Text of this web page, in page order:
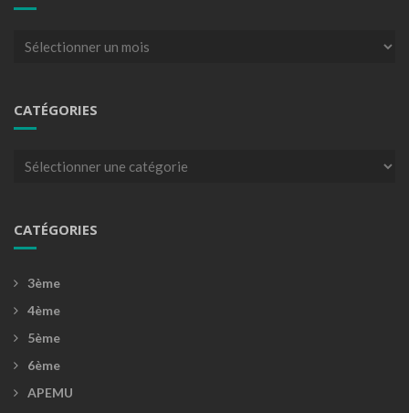
Archives
CATÉGORIES
Catégories
CATÉGORIES
3ème
4ème
5ème
6ème
APEMU